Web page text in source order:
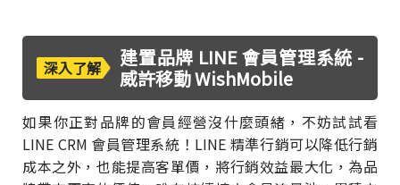
深入了解
建置品牌 LINE 會員管理系統 -
威許移動 WishMobile
如果你正對品牌的會員經營沒什麼頭緒，不妨試試看
LINE CRM 會員管理系統！LINE 精準行銷可以降低行銷
成本之外，也能提高客單價，將行銷效益最大化，為品